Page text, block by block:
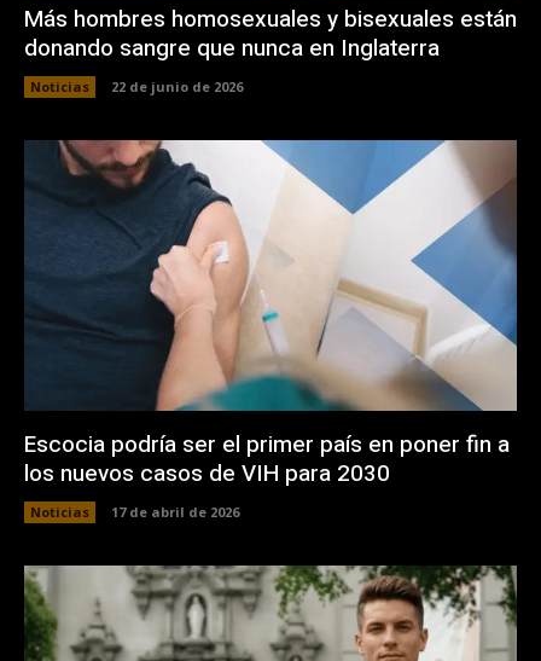
Más hombres homosexuales y bisexuales están
donando sangre que nunca en Inglaterra
Noticias 22 de junio de 2026
Escocia podría ser el primer país en poner fin a
los nuevos casos de VIH para 2030
Noticias 17 de abril de 2026